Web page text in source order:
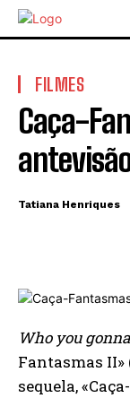
FILMES
Caça-
Tatiana Henriques
Who you
Fantasmas II»
sequela,